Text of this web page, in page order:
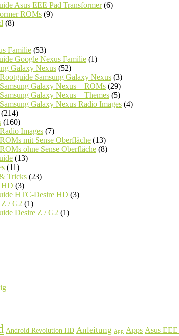
Asus EEE Pad Transformer(6)
ROMs (9)
(8)
Familie (53)
Google Nexus Familie (1)
Galaxy Nexus (52)
Rootguide Samsung Galaxy Nexus (3)
Samsung Galaxy Nexus – ROMs (29)
Samsung Galaxy Nexus – Themes (5)
Samsung Galaxy Nexus Radio Images (4)
(214)
(160)
Radio Images (7)
ROMs mit Sense Oberfläche (13)
ROMs ohne Sense Oberfläche (8)
(13)
(11)
Tricks (23)
HD (3)
HTC-Desire HD (3)
/ G2 (1)
Desire Z / G2 (1)
Android Revolution HD Anleitung App Apps Asus